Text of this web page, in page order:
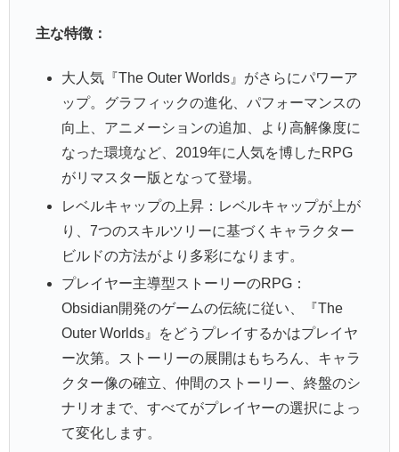
主な特徴：
大人気『The Outer Worlds』がさらにパワーア
ップ。グラフィックの進化、パフォーマンスの
向上、アニメーションの追加、より高解像度に
なった環境など、2019年に人気を博したRPG
がリマスター版となって登場。
レベルキャップの上昇：レベルキャップが上が
り、7つのスキルツリーに基づくキャラクター
ビルドの方法がより多彩になります。
プレイヤー主導型ストーリーのRPG：
Obsidian開発のゲームの伝統に従い、『The
Outer Worlds』をどうプレイするかはプレイヤ
ー次第。ストーリーの展開はもちろん、キャラ
クター像の確立、仲間のストーリー、終盤のシ
ナリオまで、すべてがプレイヤーの選択によっ
て変化します。